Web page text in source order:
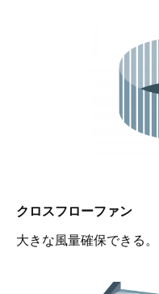
クロスフローファン
大きな風量確保できる